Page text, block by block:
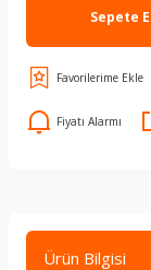
Sepete
Fiyatı Alarmı
Ürün Bilgisi